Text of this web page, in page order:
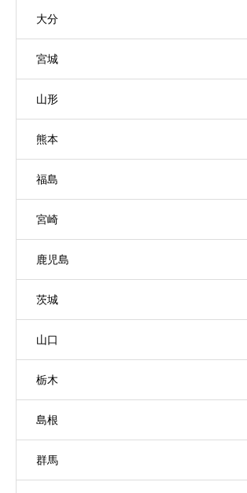
大分
宮城
山形
熊本
福島
宮崎
鹿児島
茨城
山口
栃木
島根
群馬